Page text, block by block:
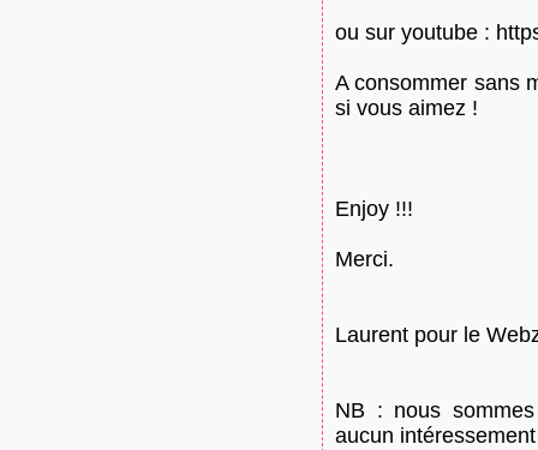
ou sur youtube :
A consommer sans
si vous aimez !
Enjoy !!!
Merci.
Laurent pour le
NB : nous
aucun